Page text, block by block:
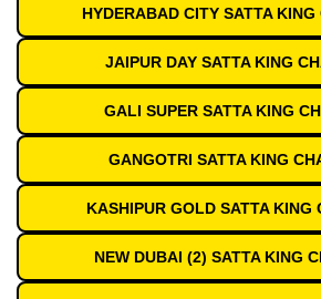
HYDERABAD CITY SATTA
JAIPUR DAY SATTA KING
GALI SUPER SATTA KING
GANGOTRI SATTA KING
KASHIPUR GOLD SATTA KING
NEW DUBAI (2) SATTA KING